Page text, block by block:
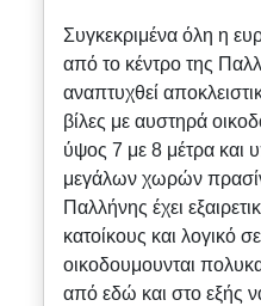
Συγκεκριμένα όλη η
από το κέντρο της
αναπτυχθεί
βίλες με αυστηρά
ύψος 7 με 8 μέτρα και
μεγάλων χωρών
Παλλήνης έχει
κατοίκους και λογικό
οικοδουμουνται
από εδώ και στο εξής